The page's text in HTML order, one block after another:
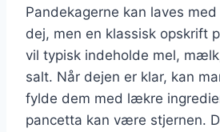
Pandekagerne kan laves
dej, men en klassisk opskrift
vil typisk indeholde mel,
salt. Når dejen er klar, kan
fylde dem med lækre
pancetta kan være stjernen.